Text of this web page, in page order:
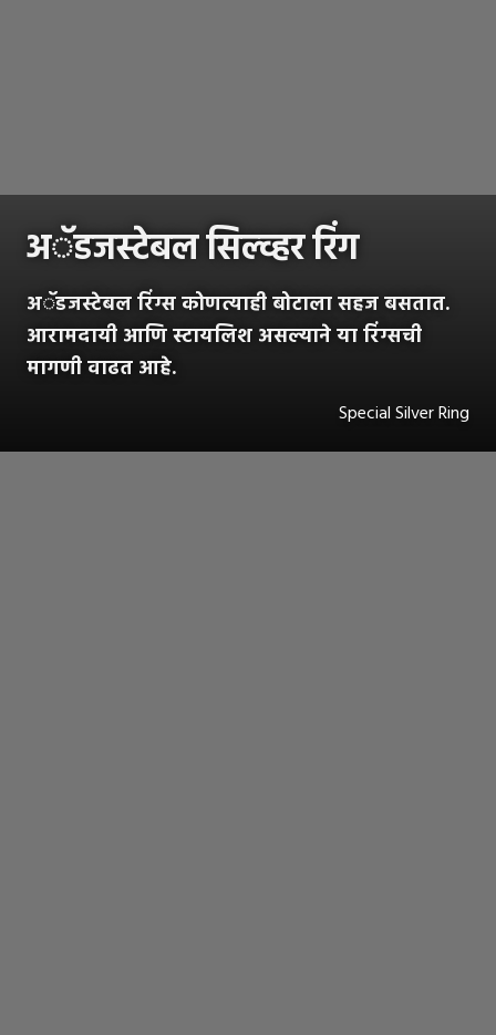
अॅडजस्टेबल सिल्व्हर रिंग
अॅडजस्टेबल रिंग्स कोणत्याही बोटाला सहज बसतात.
आरामदायी आणि स्टायलिश असल्याने या रिंग्सची
मागणी वाढत आहे.
Special Silver Ring